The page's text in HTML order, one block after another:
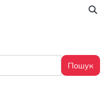
Пошук